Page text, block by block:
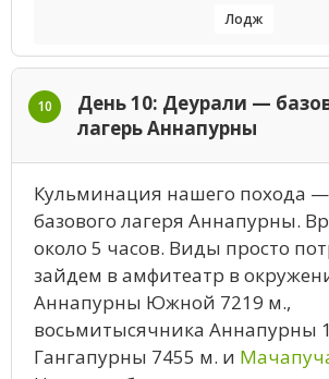
Лодж
10
День 10: Деурали —
лагерь Аннапурны
Кульминация нашего похода
базового лагеря Аннапурны.
около 5 часов. Виды просто
зайдем в амфитеатр в
Аннапурны Южной 7219 м.,
восьмитысячника Аннапурны
Гангапурны 7455 м. и